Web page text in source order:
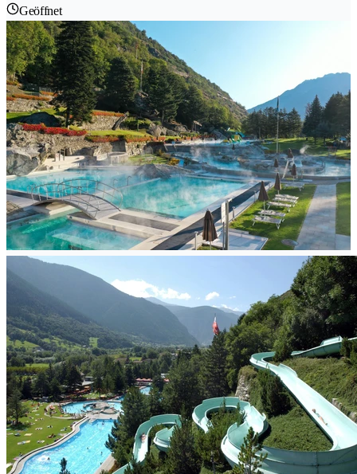
Geöffnet